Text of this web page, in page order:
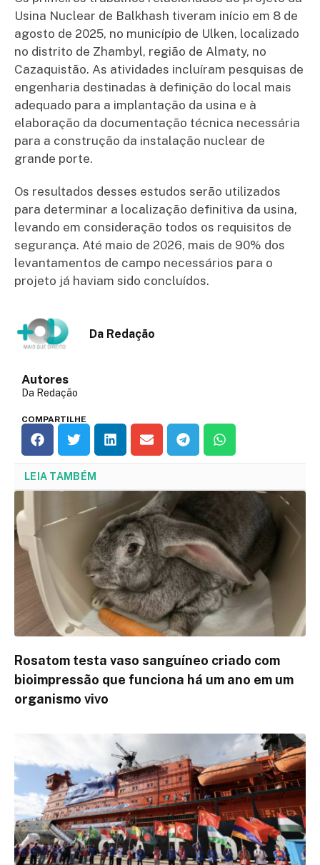
Usina Nuclear de Balkhash tiveram início em 8 de
agosto de 2025, no município de Ulken, localizado
no distrito de Zhambyl, região de Almaty, no
Cazaquistão. As atividades incluíram pesquisas de
engenharia destinadas à definição do local mais
adequado para a implantação da usina e à
elaboração da documentação técnica necessária
para a construção da instalação nuclear de
grande porte.
Os resultados desses estudos serão utilizados
para determinar a localização definitiva da usina,
levando em consideração todos os requisitos de
segurança. Até maio de 2026, mais de 90% dos
levantamentos de campo necessários para o
projeto já haviam sido concluídos.
Da Redação
Autores
Da Redação
COMPARTILHE
LEIA TAMBÉM
Rosatom testa vaso sanguíneo criado com
bioimpressão que funciona há um ano em um
organismo vivo